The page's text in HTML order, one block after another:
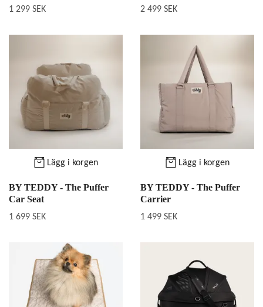
1 299 SEK 2 499 SEK
Lägg i korgen
BY TEDDY - The Puffer
Car Seat
1 699 SEK
Lägg i korgen
BY TEDDY - The Puffer
Carrier
1 499 SEK